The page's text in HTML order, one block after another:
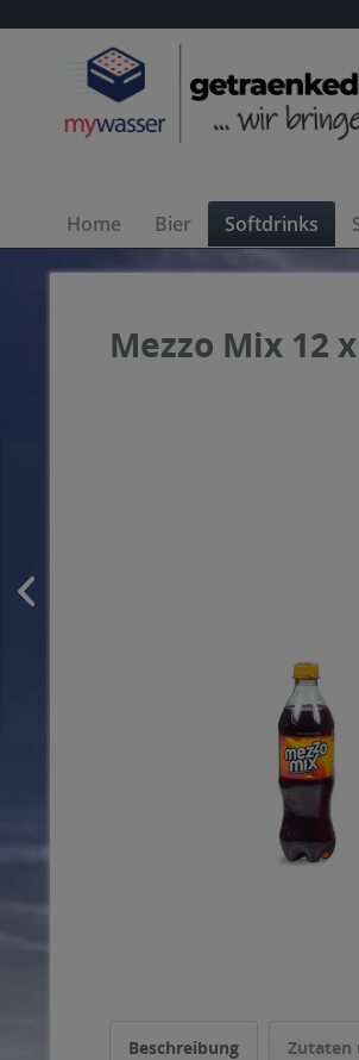
Home Bier Softdrinks
Mezzo Mix 12
Beschreibung Zutaten